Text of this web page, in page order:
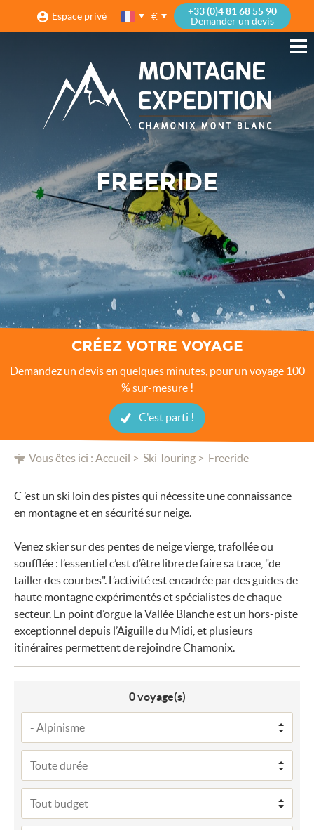
Espace privé €
+33 (0)4 81 68 55 90
Demander un devis
CRÉEZ VOTRE VOYAGE
Demandez un devis en quelques minutes, pour un voyage 100
% sur-mesure !
C'est parti !
Vous êtes ici : Accueil Ski Touring Freeride
FREERIDE
C ’est un ski loin des pistes qui nécessite une connaissance
en montagne et en sécurité sur neige.
Venez skier sur des pentes de neige vierge, trafollée ou
soufflée : l’essentiel c’est d’être libre de faire sa trace, "de
tailler des courbes". L’activité est encadrée par des guides de
haute montagne expérimentés et spécialistes de chaque
secteur. En point d’orgue la Vallée Blanche est un hors-piste
exceptionnel depuis l’Aiguille du Midi, et plusieurs
itinéraires permettent de rejoindre Chamonix.
0voyage(s)